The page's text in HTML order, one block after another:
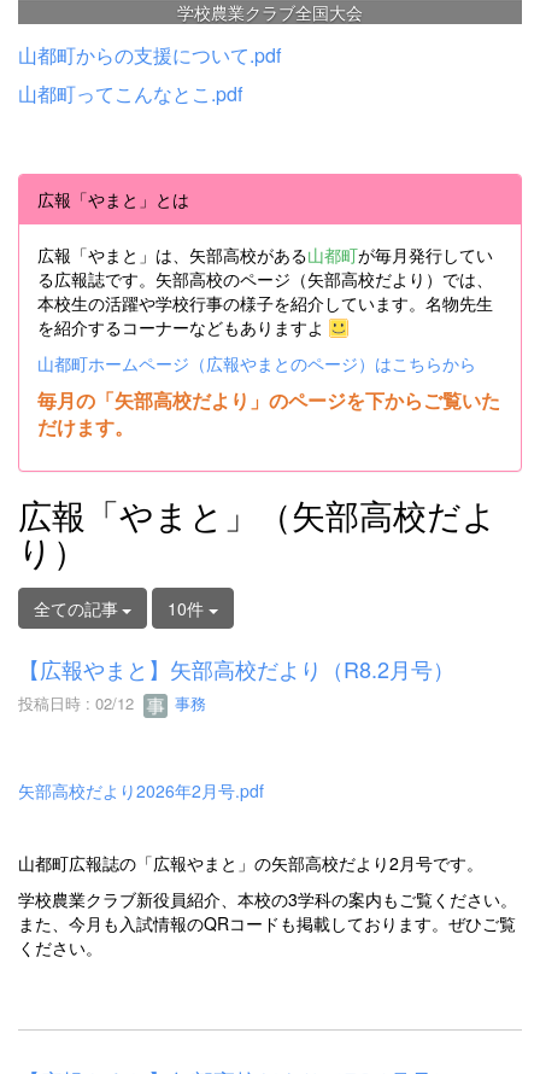
山都町からの支援について.pdf
山都町ってこんなとこ.pdf
広報「やまと」とは
広報「やまと」は、矢部高校がある山都町が毎月発行してい
る広報誌です。矢部高校のページ（矢部高校だより）では、
本校生の活躍や学校行事の様子を紹介しています。名物先生
を紹介するコーナーなどもありますよ
山都町ホームページ（広報やまとのページ）はこちらから
毎月の「矢部高校だより」のページを下からご覧いた
だけます。
広報「やまと」（矢部高校だよ
り）
全ての記事 10件
【広報やまと】矢部高校だより（R8.2月号）
投稿日時 : 02/12 事務
矢部高校だより2026年2月号.pdf
山都町広報誌の「広報やまと」の矢部高校だより2月号です。
学校農業クラブ新役員紹介、本校の3学科の案内もご覧ください。
また、今月も入試情報のQRコードも掲載しております。ぜひご覧
ください。